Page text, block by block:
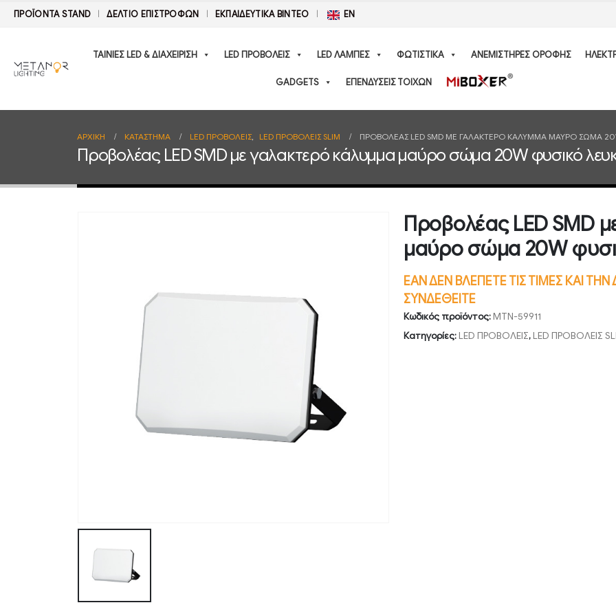
ΠΡΟΪΟΝΤΑ STAND ΔΕΛΤΊΟ ΕΠΙΣΤΡΟΦΏΝ ΕΚΠΑΙΔΕΥΤΙΚΑ ΒΙΝΤΕΟ EN
ΤΑΙΝΙΕΣ LED & ΔΙΑΧΕΙΡΙΣΗ LED ΠΡΟΒΟΛΕΙΣ LED ΛΑΜΠΕΣ ΦΩΤΙΣΤΙΚΑ ΑΝΕΜΙΣΤΗΡΕΣ ΟΡΟΦΗΣ
GADGETS ΕΠΕΝΔΥΣΕΙΣ ΤΟΙΧΩΝ
ΑΡΧΙΚΉ ΚΑΤΆΣΤΗΜΑ LED ΠΡΟΒΟΛΕΙΣ, LED ΠΡΟΒΟΛΕΙΣ SLIM ΠΡΟΒΟΛΈΑΣ LED SMD ΜΕ ΓΑΛΑΚΤΕΡΌ ΚΆΛΥΜΜΑ ΜΑΎΡΟ ΣΏΜΑ
Προβολέας LED SMD με γαλακτερό κάλυμμα μαύρο σώμα 20W φυσικό
Προβολέας LED SMD
μαύρο σώμα 20W
ΕΑΝ ΔΕΝ ΒΛΕΠΕΤΕ ΤΙΣ ΤΙΜΕΣ ΚΑΙ
ΣΥΝΔΕΘΕΙΤΕ
Κωδικός προϊόντος:MTN-59911
Κατηγορίες:LED ΠΡΟΒΟΛΕΙΣ,LED ΠΡΟΒΟΛΕΙΣ